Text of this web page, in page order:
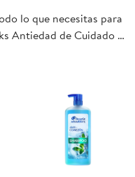
lo que necesitas para
Antiedad de Cuidado e
pan o productos
conveniente para ti y